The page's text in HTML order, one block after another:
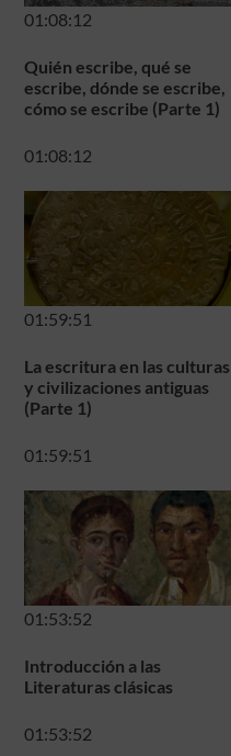
01:08:12
Quién escribe, qué se
escribe, dónde se escribe,
cómo se escribe (Parte 1)
01:08:12
01:59:51
La escritura en las culturas
y civilizaciones antiguas
(Parte 1)
01:59:51
01:53:52
Introducción a las
Literaturas clásicas
01:53:52